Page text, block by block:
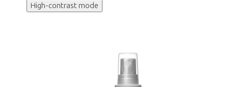
High-contrast mode